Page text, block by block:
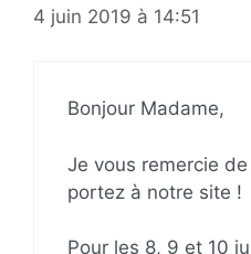
4 juin 2019 à 14:51
Bonjour Madame,
Je vous remercie de
portez à notre site !
Pour les 8, 9 et 10